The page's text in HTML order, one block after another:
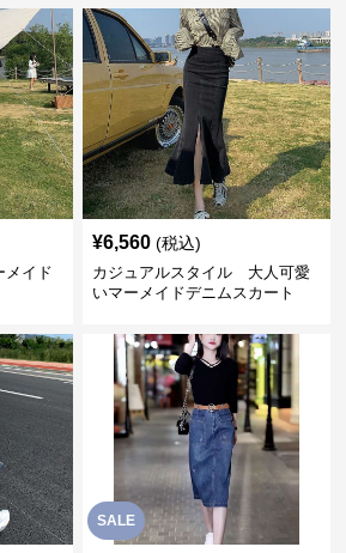
イド
¥6,560 (税込)
カジュアルスタイル 大人可愛
いマーメイドデニムスカート
SALE